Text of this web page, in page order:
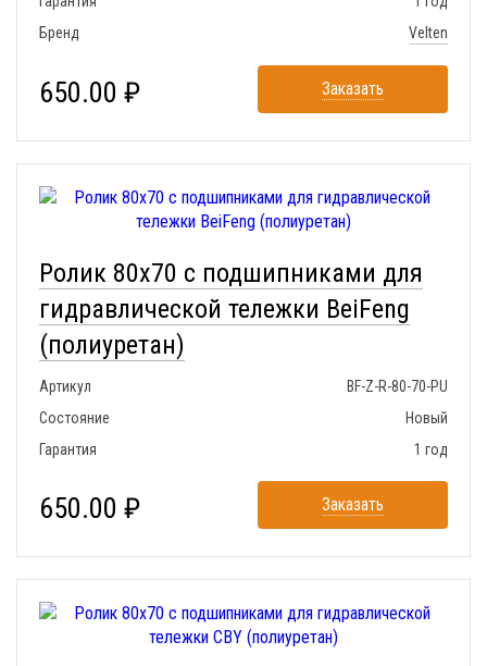
Бренд
Velten
650.00 ₽ Заказать
Ролик 80x70 с подшипниками для
гидравлической тележки BeiFeng
(полиуретан)
Артикул
BF-Z-R-80-70-PU
Состояние
Новый
Гарантия
1 год
650.00 ₽ Заказать